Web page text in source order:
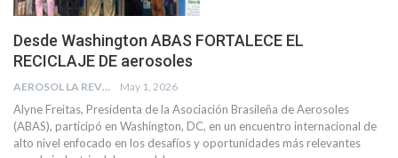
Desde Washington ABAS FORTALECE EL
RECICLAJE DE aerosoles
AEROSOL LA REVISTA May 1, 2026
Alyne Freitas, Presidenta de la Asociación Brasileña de Aerosoles
(ABAS), participó en Washington, DC, en un encuentro internacional de
alto nivel enfocado en los desafíos y oportunidades más relevantes